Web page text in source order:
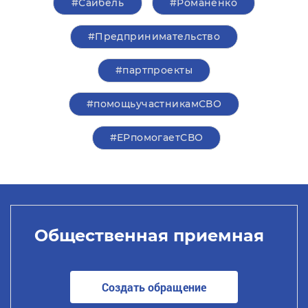
#Сайбель #Романенко
#Предпринимательство
#партпроекты
#помощьучастникамСВО
#ЕРпомогаетСВО
Общественная приемная
Создать обращение